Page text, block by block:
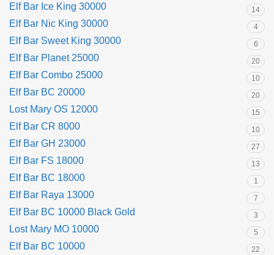
Elf Bar Ice King 30000 14
Elf Bar Nic King 30000 4
Elf Bar Sweet King 30000 6
Elf Bar Planet 25000 20
Elf Bar Combo 25000 10
Elf Bar BC 20000 20
Lost Mary OS 12000 15
Elf Bar CR 8000 10
Elf Bar GH 23000 27
Elf Bar FS 18000 13
Elf Bar BC 18000 1
Elf Bar Raya 13000 7
Elf Bar BC 10000 Black Gold 3
Lost Mary MO 10000 5
Elf Bar BC 10000 22